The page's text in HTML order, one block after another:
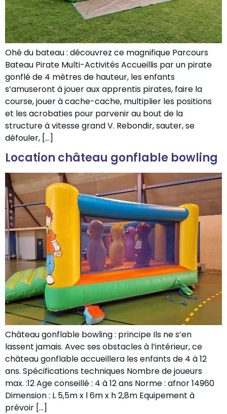
Ohé du bateau : découvrez ce magnifique Parcours
Bateau Pirate Multi-Activités Accueillis par un pirate
gonflé de 4 mètres de hauteur, les enfants
s’amuseront à jouer aux apprentis pirates, faire la
course, jouer à cache-cache, multiplier les positions
et les acrobaties pour parvenir au bout de la
structure à vitesse grand V. Rebondir, sauter, se
défouler, […]
Location château gonflable bowling
Château gonflable bowling : principe Ils ne s’en
lassent jamais. Avec ses obstacles à l’intérieur, ce
château gonflable accueillera les enfants de 4 à 12
ans. Spécifications techniques Nombre de joueurs
max. :12 Age conseillé : 4 à 12 ans Norme : afnor 14960
Dimension : L 5,5m x l 6m x h 2,8m Equipement à
prévoir […]